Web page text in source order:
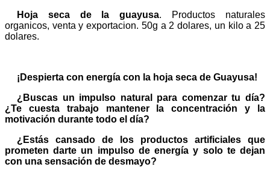
Hoja seca de la guayusa. Productos naturales
organicos, venta y exportacion. 50g a 2 dolares, un kilo a 25
dolares.
¡Despierta con energía con la hoja seca de Guayusa!
¿Buscas un impulso natural para comenzar tu día?
¿Te cuesta trabajo mantener la concentración y la
motivación durante todo el día?
¿Estás cansado de los productos artificiales que
prometen darte un impulso de energía y solo te dejan
con una sensación de desmayo?